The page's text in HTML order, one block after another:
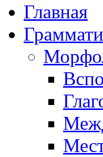
Главная